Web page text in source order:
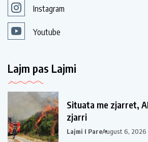
Instagram
Youtube
Lajm pas Lajmi
Situata me zjarret,
zjarri
Lajmi I PareAugust 6, 2026